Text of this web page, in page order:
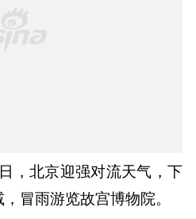
，北京迎强对流天气，下
冒雨游览故宫博物院。